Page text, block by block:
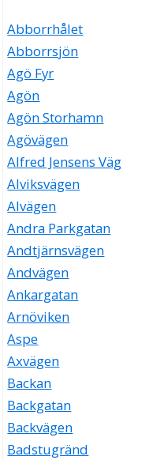
Abborrhålet
Abborrsjön
Agö Fyr
Agön
Agön Storhamn
Agövägen
Alfred Jensens Väg
Alviksvägen
Alvägen
Andra Parkgatan
Andtjärnsvägen
Andvägen
Ankargatan
Arnöviken
Aspe
Axvägen
Backan
Backgatan
Backvägen
Badstugränd